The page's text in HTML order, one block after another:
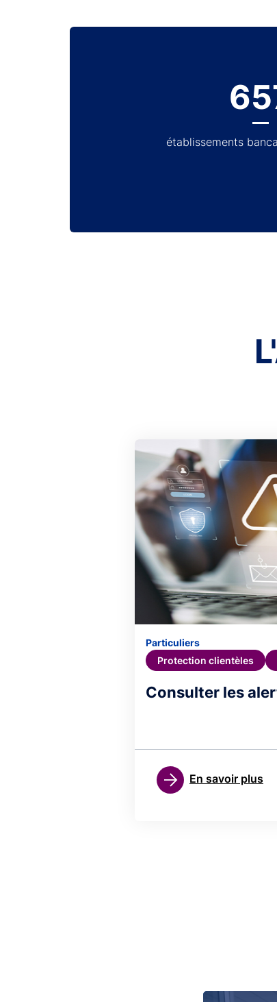
établissements
Consulter les
Particuliers
Protection clientèles
En savoir plus